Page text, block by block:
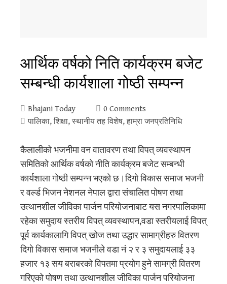
आर्थिक वर्षको निति कार्यक्रम बजेट
सम्बन्धी कार्यशाला गोष्ठी सम्पन्न
Bhajani Today
0 Comments
पालिका, शिक्षा, स्थानीय तह विशेष, हाम्रा जनप्रतिनिधि
कैलालीको भजनीमा वन वातावरण तथा विपत् व्यवस्थापन
समितिको आर्थिक वर्षको नीति कार्यक्रम बजेट सम्बन्धी
कार्यशाला गोष्ठी सम्पन्न भएको छ।दिगो विकास समाज भजनी
र वर्ल्ड भिजन नेशनल नेपाल द्वारा संचालित पोषण तथा
उत्थानशील जीविका पार्जन परियोजनाबाट यस नगरपालिकामा
रहेका समुदाय स्तरीय विपत् व्यवस्थापन,वडा स्तरीयलाई विपत्
पूर्व कार्यकालागि विपत् खोज तथा उद्धार सामाग्रीहरु वितरण
दिगो विकास समाज भजनीले वडा नं २ र ३ समुदायलाई ३३
हजार १३ सय बराबरको विपतमा प्रयोग हुने सामग्री वितरण
गरिएको पोषण तथा उत्थानशील जीविका पार्जन परियोजना